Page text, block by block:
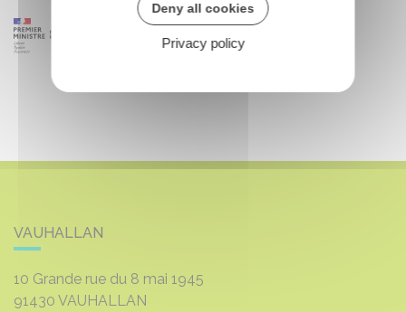
VAUHALLAN
10 Grande rue du 8 mai 1945
91430 VAUHALLAN
Deny all cookies
Privacy policy